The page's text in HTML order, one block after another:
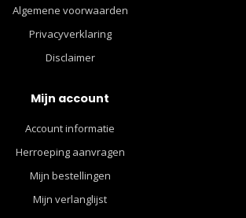
Algemene voorwaarden
Privacyverklaring
Disclaimer
Mijn account
Account informatie
Herroeping aanvragen
Mijn bestellingen
Mijn verlanglijst